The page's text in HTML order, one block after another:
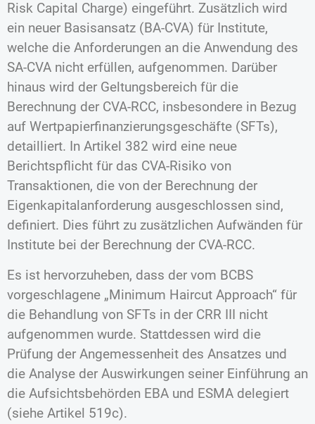
Risk Capital Charge) eingeführt. Zusätzlich wird
ein neuer Basisansatz (BA-CVA) für Institute,
welche die Anforderungen an die Anwendung des
SA-CVA nicht erfüllen, aufgenommen. Darüber
hinaus wird der Geltungsbereich für die
Berechnung der CVA-RCC, insbesondere in Bezug
auf Wertpapierfinanzierungsgeschäfte (SFTs),
detailliert. In Artikel 382 wird eine neue
Berichtspflicht für das CVA-Risiko von
Transaktionen, die von der Berechnung der
Eigenkapitalanforderung ausgeschlossen sind,
definiert. Dies führt zu zusätzlichen Aufwänden für
Institute bei der Berechnung der CVA-RCC.
Es ist hervorzuheben, dass der vom BCBS
vorgeschlagene „Minimum Haircut Approach“ für
die Behandlung von SFTs in der CRR III nicht
aufgenommen wurde. Stattdessen wird die
Prüfung der Angemessenheit des Ansatzes und
die Analyse der Auswirkungen seiner Einführung an
die Aufsichtsbehörden EBA und ESMA delegiert
(siehe Artikel 519c).